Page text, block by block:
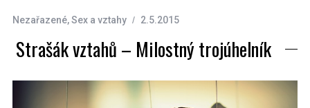
Nezařazené,Sex a vztahy 2.5.2015
Strašák vztahů – Milostný trojúhelník